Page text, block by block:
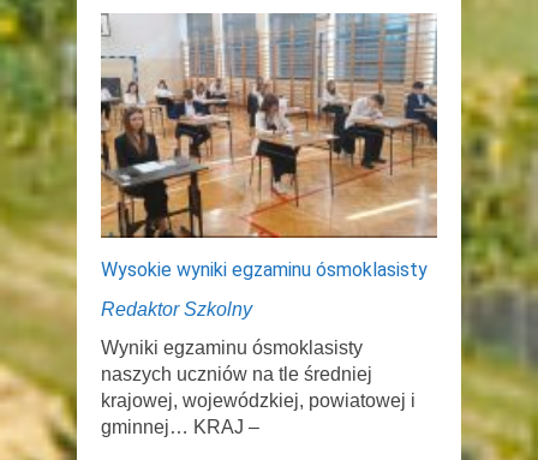
Wysokie wyniki egzaminu ósmoklasisty
Redaktor Szkolny
Wyniki egzaminu ósmoklasisty
naszych uczniów na tle średniej
krajowej, wojewódzkiej, powiatowej i
gminnej… KRAJ –